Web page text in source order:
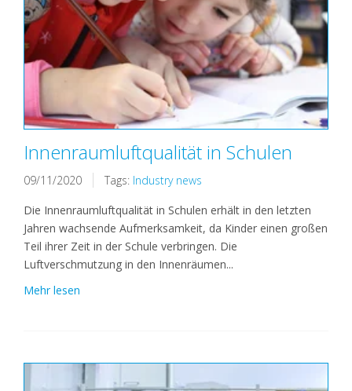
Innenraumluftqualität in Schulen
09/11/2020 Tags: Industry news
Die Innenraumluftqualität in Schulen erhält in den letzten
Jahren wachsende Aufmerksamkeit, da Kinder einen großen
Teil ihrer Zeit in der Schule verbringen. Die
Luftverschmutzung in den Innenräumen...
Mehr lesen